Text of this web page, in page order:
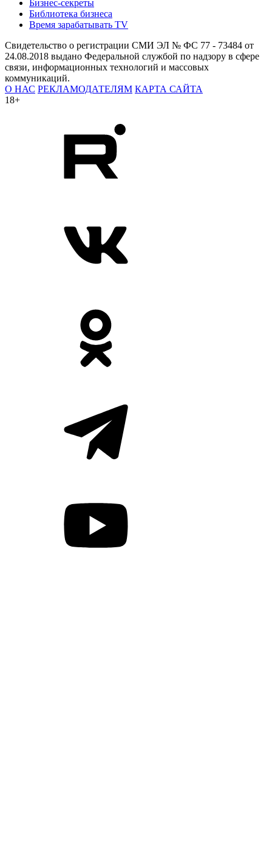
Бизнес-секреты
Библиотека бизнеса
Время зарабатывать TV
Свидетельство о регистрации СМИ ЭЛ № ФС 77 - 73484 от
24.08.2018 выдано Федеральной службой по надзору в сфере
связи, информационных технологий и массовых
коммуникаций.
О НАС РЕКЛАМОДАТЕЛЯМ КАРТА САЙТА
18+